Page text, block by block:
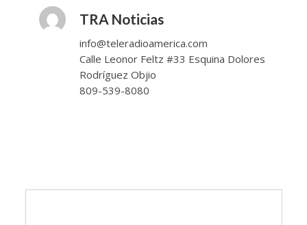
TRA Noticias
info@teleradioamerica.com
Calle Leonor Feltz #33 Esquina Dolores
Rodríguez Objio
809-539-8080